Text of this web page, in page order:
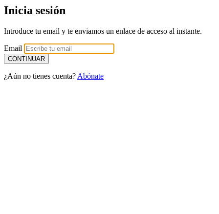
Inicia sesión
Introduce tu email y te enviamos un enlace de acceso al instante.
Email
¿Aún no tienes cuenta? Abónate